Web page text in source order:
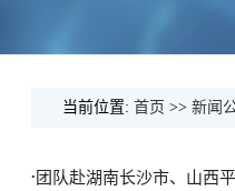
当前位置: 首页 >> 新闻
. 团队赴湖南长沙市、山西